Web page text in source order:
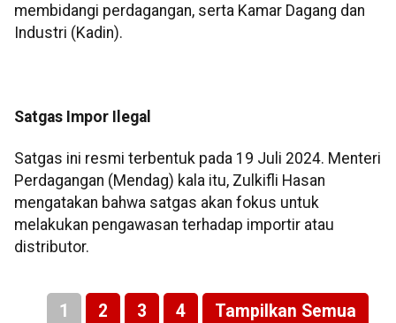
membidangi perdagangan, serta Kamar Dagang dan
Industri (Kadin).
Satgas Impor Ilegal
Satgas ini resmi terbentuk pada 19 Juli 2024. Menteri
Perdagangan (Mendag) kala itu, Zulkifli Hasan
mengatakan bahwa satgas akan fokus untuk
melakukan pengawasan terhadap importir atau
distributor.
1 2 3 4 Tampilkan Semua